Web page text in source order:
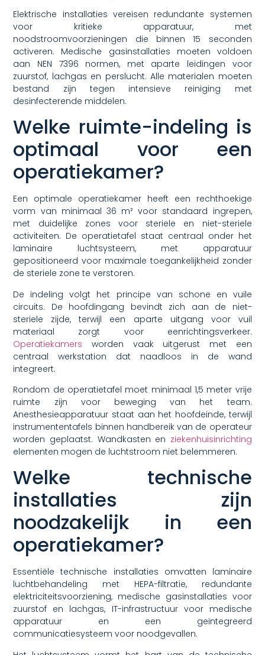
Elektrische installaties vereisen redundante systemen
voor kritieke apparatuur, met
noodstroomvoorzieningen die binnen 15 seconden
activeren. Medische gasinstallaties moeten voldoen
aan NEN 7396 normen, met aparte leidingen voor
zuurstof, lachgas en perslucht. Alle materialen moeten
bestand zijn tegen intensieve reiniging met
desinfecterende middelen.
Welke ruimte-indeling is
optimaal voor een
operatiekamer?
Een optimale operatiekamer heeft een rechthoekige
vorm van minimaal 36 m² voor standaard ingrepen,
met duidelijke zones voor steriele en niet-steriele
activiteiten. De operatietafel staat centraal onder het
laminaire luchtsysteem, met apparatuur
gepositioneerd voor maximale toegankelijkheid zonder
de steriele zone te verstoren.
De indeling volgt het principe van schone en vuile
circuits. De hoofdingang bevindt zich aan de niet-
steriele zijde, terwijl een aparte uitgang voor vuil
materiaal zorgt voor eenrichtingsverkeer.
Operatiekamers worden vaak uitgerust met een
centraal werkstation dat naadloos in de wand
integreert.
Rondom de operatietafel moet minimaal 1,5 meter vrije
ruimte zijn voor beweging van het team.
Anesthesieapparatuur staat aan het hoofdeinde, terwijl
instrumententafels binnen handbereik van de operateur
worden geplaatst. Wandkasten en ziekenhuisinrichting
elementen mogen de luchtstroom niet belemmeren.
Welke technische
installaties zijn
noodzakelijk in een
operatiekamer?
Essentiële technische installaties omvatten laminaire
luchtbehandeling met HEPA-filtratie, redundante
elektriciteitsvoorziening, medische gasinstallaties voor
zuurstof en lachgas, IT-infrastructuur voor medische
apparatuur en een geïntegreerd
communicatiesysteem voor noodgevallen.